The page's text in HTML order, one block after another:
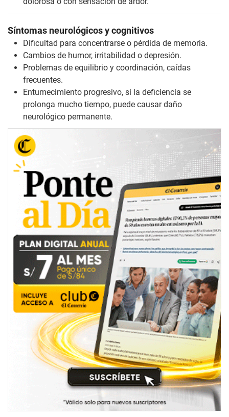
Síntomas neurológicos y cognitivos
Dificultad para concentrarse o pérdida de memoria.
Cambios de humor, irritabilidad o depresión.
Problemas de equilibrio y coordinación, caídas
frecuentes.
Entumecimiento progresivo, si la deficiencia se
prolonga mucho tiempo, puede causar daño
neurológico permanente.